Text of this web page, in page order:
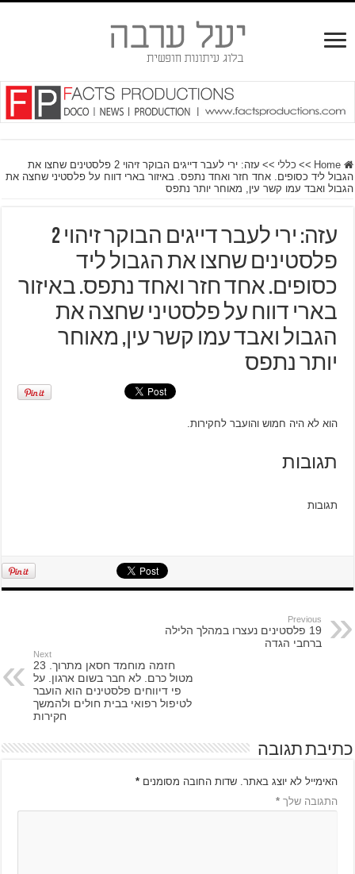
Home
>> כללי >>
עזה: ירי לעבר דייגים הבוקר זיהוי 2 פלסטינים שחצו את
הגבול ליד כסופים. אחד חזר ואחד נתפס. באיזור בארי דווח על פלסטיני שחצה את
הגבול ואבד עמו קשר עין, מאוחר יותר נתפס
עזה: ירי לעבר דייגים הבוקר זיהוי 2
פלסטינים שחצו את הגבול ליד
כסופים. אחד חזר ואחד נתפס. באיזור
בארי דווח על פלסטיני שחצה את
הגבול ואבד עמו קשר עין, מאוחר
יותר נתפס
הוא לא היה חמוש והועבר לחקירות.
תגובות
תגובות
Previous
19 פלסטינים נעצרו במהלך הלילה
ברחבי הגדה
Next
חזמה מוחמד חסאן מתרוך. 23
מטול כרם. לא חבר בשום ארגון. על
פי דיווחים פלסטינים הוא הועבר
לטיפול רפואי בבית חולים ולהמשך
חקירות
כתיבת תגובה
האימייל לא יוצג באתר. שדות החובה מסומנים*
התגובה שלך*